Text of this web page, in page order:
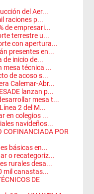
del Aer...
raciones p...
de empresari...
terrestre u...
con apertura...
presentes en...
de inicio de...
mesa técnica ...
de acoso s...
Calemar-Abr...
lanzan p...
mesa t...
2 del M...
en colegios ...
navideños...
COFINANCIADA POR
básicas en...
o recategoriz...
rurales desa...
mil canastas...
DE